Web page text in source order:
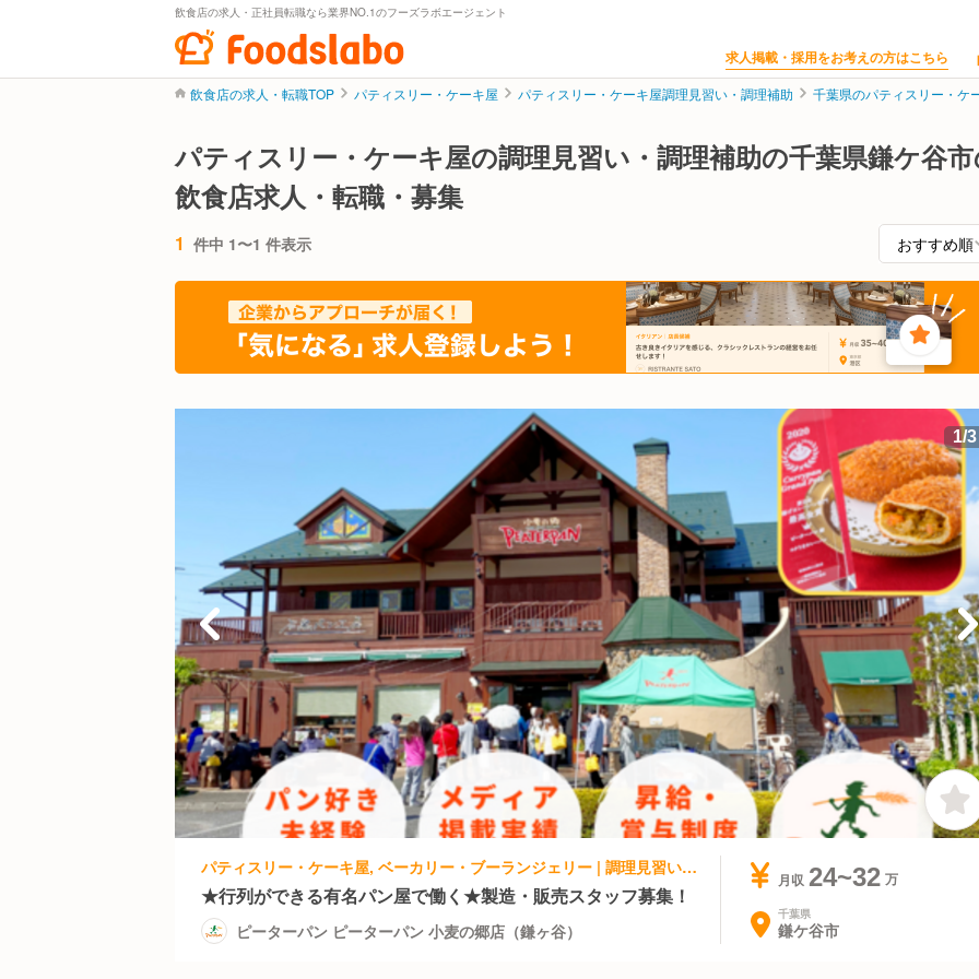
飲食店の求人・正社員転職なら業界NO.1のフーズラボエージェント
求人掲載・採用をお考えの方はこちら
飲食店の求人・転職TOP パティスリー・ケーキ屋 パティスリー・ケーキ屋調理見習い・調理補助 千葉県のパティスリー・ケ
パティスリー・ケーキ屋の調理見習い・調理補助の千葉県鎌ケ谷
飲食店求人・転職・募集
1 件中 1〜1 件表示
1/3
パティスリー・ケーキ屋, ベーカリー・ブーランジェリー | 調理見習い・調理補助 | ピーターパン ピーターパン 小麦の郷店（鎌ヶ谷）
★行列ができる有名パン屋で働く★製造・販売スタッフ募集！
ピーターパン ピーターパン 小麦の郷店（鎌ヶ谷）
月収 24~32
千葉県
鎌ケ谷市